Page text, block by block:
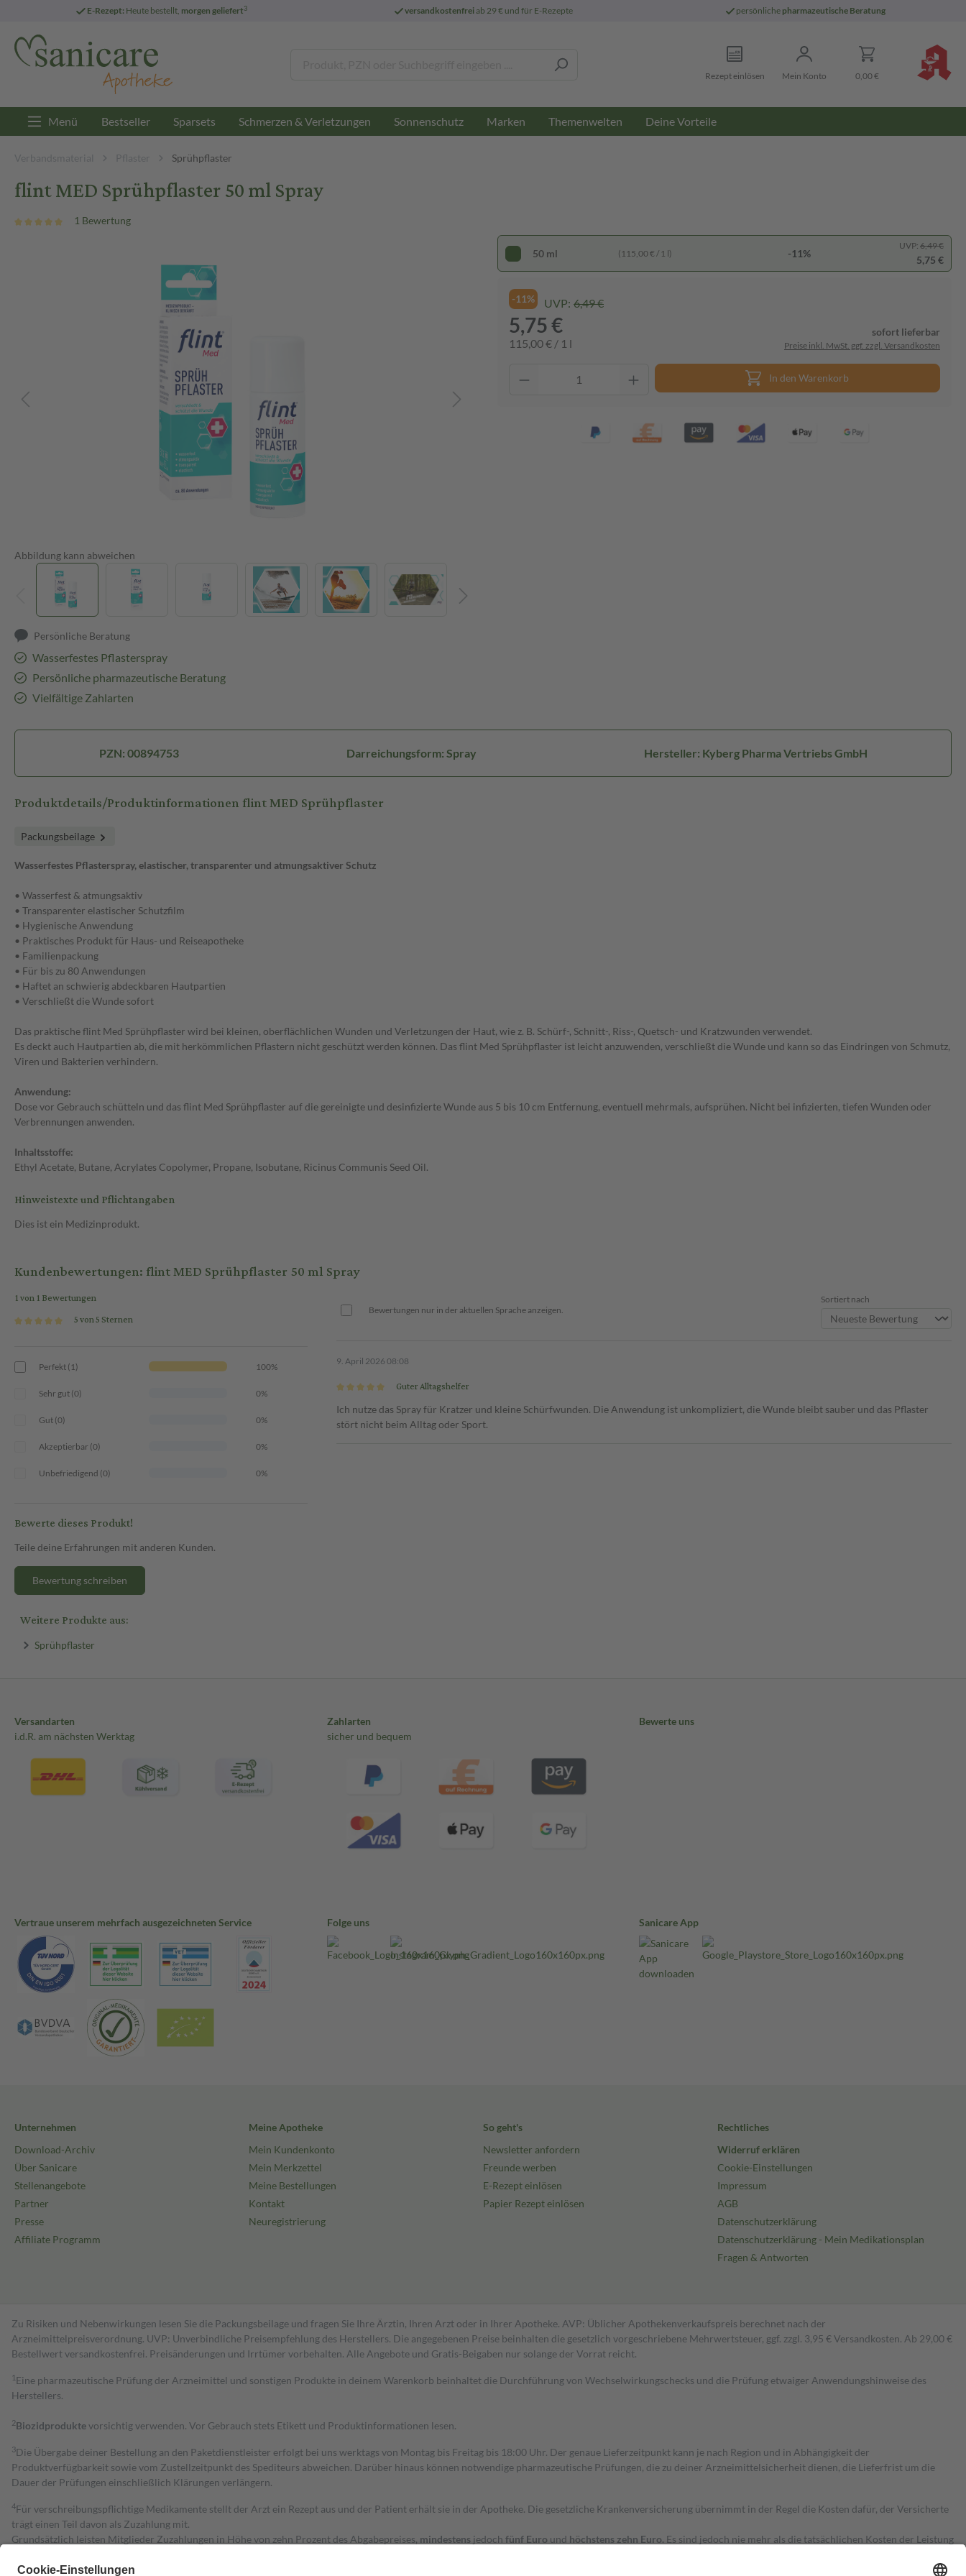
E-Rezept: Heute bestellt, morgen geliefert3 versandkostenfreiab 29 € und für E-Rezepte persönliche pharmazeutische Beratung
Rezept einlösen Mein Konto 0,00 €
Menü Bestseller Sparsets Schmerzen & Verletzungen Sonnenschutz Marken Themenwelten Deine Vorteile
Verbandsmaterial Pflaster Sprühpflaster
flint MED Sprühpflaster 50 ml Spray
1 Bewertung
Abbildung kann abweichen
Persönliche Beratung
Wasserfestes Pflasterspray
Persönliche pharmazeutische Beratung
Vielfältige Zahlarten
50 ml (115,00 € / 1 l) -11%
UVP: 6,49 €
5,75 €
-11% UVP: 6,49 €
5,75 €
115,00 € / 1 l
sofort lieferbar
Preise inkl. MwSt. ggf. zzgl. Versandkosten
In den Warenkorb
PZN: 00894753 Darreichungsform: Spray Hersteller: Kyberg Pharma Vertriebs GmbH
Produktdetails/Produktinformationen flint MED Sprühpflaster
Packungsbeilage
Wasserfestes Pflasterspray, elastischer, transparenter und atmungsaktiver Schutz
• Wasserfest & atmungsaktiv
• Transparenter elastischer Schutzfilm
• Hygienische Anwendung
• Praktisches Produkt für Haus- und Reiseapotheke
• Familienpackung
• Für bis zu 80 Anwendungen
• Haftet an schwierig abdeckbaren Hautpartien
• Verschließt die Wunde sofort
Das praktische flint Med Sprühpflaster wird bei kleinen, oberflächlichen Wunden und Verletzungen der Haut, wie z. B. Schürf-, Schnitt-, Riss-, Quetsch- und Kratzwunden verwendet.
Es deckt auch Hautpartien ab, die mit herkömmlichen Pflastern nicht geschützt werden können. Das flint Med Sprühpflaster ist leicht anzuwenden, verschließt die Wunde und kann so das Eindringen von Schmutz,
Viren und Bakterien verhindern.
Anwendung:
Dose vor Gebrauch schütteln und das flint Med Sprühpflaster auf die gereinigte und desinfizierte Wunde aus 5 bis 10 cm Entfernung, eventuell mehrmals, aufsprühen. Nicht bei infizierten, tiefen Wunden oder
Verbrennungen anwenden.
Inhaltsstoffe:
Ethyl Acetate, Butane, Acrylates Copolymer, Propane, Isobutane, Ricinus Communis Seed Oil.
Hinweistexte und Pflichtangaben
Dies ist ein Medizinprodukt.
Kundenbewertungen: flint MED Sprühpflaster 50 ml Spray
1 von 1 Bewertungen
5 von 5 Sternen
Perfekt (1) 100%
Sehr gut (0) 0%
Gut (0) 0%
Akzeptierbar (0) 0%
Unbefriedigend (0) 0%
Bewerte dieses Produkt!
Teile deine Erfahrungen mit anderen Kunden.
Bewertung schreiben
Bewertungen nur in der aktuellen Sprache anzeigen.
Sortiert nach
9. April 2026 08:08
Guter Alltagshelfer
Ich nutze das Spray für Kratzer und kleine Schürfwunden. Die Anwendung ist unkompliziert, die Wunde bleibt sauber und das Pflaster
stört nicht beim Alltag oder Sport.
Weitere Produkte aus:
Sprühpflaster
Versandarten
i.d.R. am nächsten Werktag
Zahlarten
sicher und bequem
Bewerte uns
Vertraue unserem mehrfach ausgezeichneten Service Folge uns Sanicare App
Unternehmen
Download-Archiv
Über Sanicare
Stellenangebote
Partner
Presse
Affiliate Programm
Meine Apotheke
Mein Kundenkonto
Mein Merkzettel
Meine Bestellungen
Kontakt
Neuregistrierung
So geht's
Newsletter anfordern
Freunde werben
E-Rezept einlösen
Papier Rezept einlösen
Rechtliches
Widerruf erklären
Cookie-Einstellungen
Impressum
AGB
Datenschutzerklärung
Datenschutzerklärung - Mein Medikationsplan
Fragen & Antworten
Zu Risiken und Nebenwirkungen lesen Sie die Packungsbeilage und fragen Sie Ihre Ärztin, Ihren Arzt oder in Ihrer Apotheke. AVP: Üblicher Apothekenverkaufspreis berechnet nach der
Arzneimittelpreisverordnung. UVP: Unverbindliche Preisempfehlung des Herstellers. Die angegebenen Preise beinhalten die gesetzlich vorgeschriebene Mehrwertsteuer, ggf. zzgl. 3,95 € Versandkosten. Ab 29,00 €
Bestell­wert versand­kosten­frei. Preisänderungen und Irrtümer vorbehalten. Alle Angebote und Gratis-Beigaben nur solange der Vorrat reicht.
1 Eine pharmazeutische Prüfung der Arzneimittel und sonstigen Produkte in deinem Warenkorb beinhaltet die Durchführung von Wechselwirkungschecks und die Prüfung etwaiger Anwendungshinweise des
Herstellers.
2Biozidproduktevorsichtig verwenden. Vor Gebrauch stets Etikett und Produktinformationen lesen.
3Die Übergabe deiner Bestellung an den Paketdienstleister erfolgt bei uns werktags von Montag bis Freitag bis 18:00 Uhr. Der genaue Lieferzeitpunkt kann je nach Region und in Abhängigkeit der
Produktverfügbarkeit sowie vom Zustellzeitpunkt des Spediteurs abweichen. Darüber hinaus können notwendige pharmazeutische Prüfungen, die zu deiner Arzneimittelsicherheit dienen, die Lieferfrist um die
Dauer der Prüfungen einschließlich Klärungen verlängern.
4Für verschreibungspflichtige Medikamente stellt der Arzt ein Rezept aus und der Patient erhält sie in der Apotheke. Die gesetzliche Krankenversicherung übernimmt in der Regel die Kosten dafür, der Versicherte
trägt einen Teil davon als Zuzahlung mit.
Grundsätzlich leisten Mitglieder Zuzahlungen in Höhe von zehn Prozent des Abgabepreises, mindestens jedoch fünf Euro und höchstens zehn Euro. Es sind jedoch nie mehr als die tatsächlichen Kosten der Leistung
Diese Regeln gelten grundsätzlich auch für Online-Apotheken.